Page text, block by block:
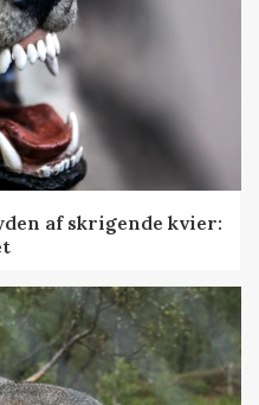
af skrigende kvier: